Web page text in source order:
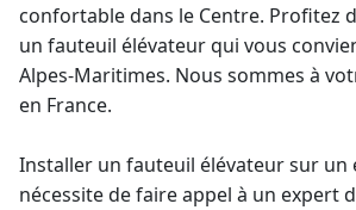
confortable dans le Centre. Profitez
un fauteuil élévateurqui vous
Alpes-Maritimes. Nous sommes à
en France.
Installer un fauteuil élévateur sur un
nécessite de faire appel à un expert